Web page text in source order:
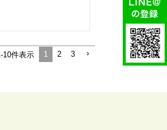
-10件表示 1 2 3